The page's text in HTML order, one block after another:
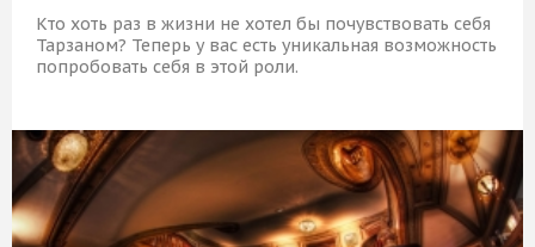
Кто хоть раз в жизни не хотел бы почувствовать себя
Тарзаном? Теперь у вас есть уникальная возможность
попробовать себя в этой роли.
3 379 Р КУПИТЬ